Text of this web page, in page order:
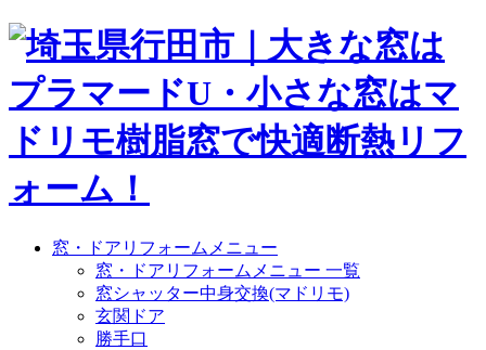
窓・ドアリフォームメニュー
窓・ドアリフォームメニュー 一覧
窓シャッター中身交換(マドリモ)
玄関ドア
勝手口